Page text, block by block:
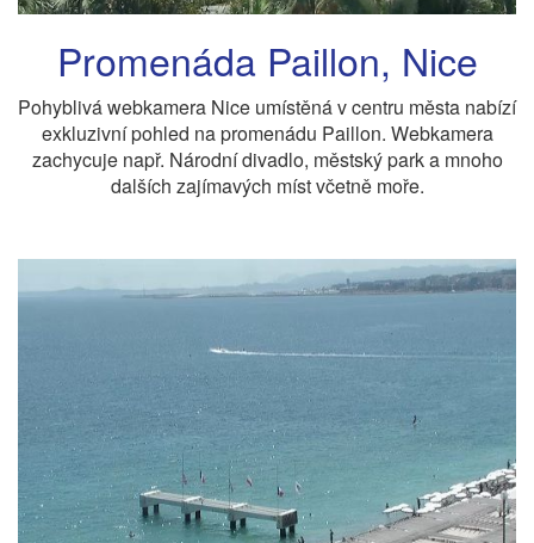
Promenáda Paillon, Nice
Pohyblivá webkamera Nice umístěná v centru města nabízí
exkluzivní pohled na promenádu Paillon. Webkamera
zachycuje např. Národní divadlo, městský park a mnoho
dalších zajímavých míst včetně moře.